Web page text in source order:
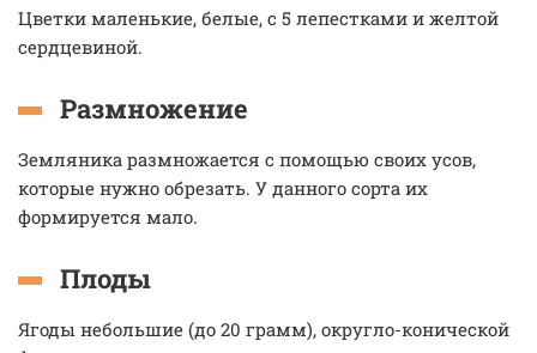
Цветки маленькие, белые, с 5 лепестками и желтой
сердцевиной.
Размножение
Земляника размножается с помощью своих усов,
которые нужно обрезать. У данного сорта их
формируется мало.
Плоды
Ягоды небольшие (до 20 грамм), округло-конической